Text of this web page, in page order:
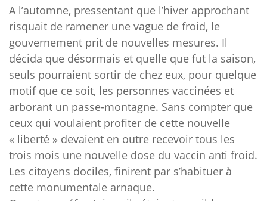
A l’automne, pressentant que l’hiver approchant
risquait de ramener une vague de froid, le
gouvernement prit de nouvelles mesures. Il
décida que désormais et quelle que fut la saison,
seuls pourraient sortir de chez eux, pour quelque
motif que ce soit, les personnes vaccinées et
arborant un passe-montagne. Sans compter que
ceux qui voulaient profiter de cette nouvelle
« liberté » devaient en outre recevoir tous les
trois mois une nouvelle dose du vaccin anti froid.
Les citoyens dociles, finirent par s’habituer à
cette monumentale arnaque.